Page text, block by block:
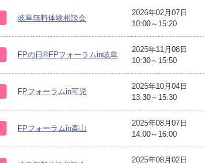
岐阜無料体験相談会
2026年02月07日
10:00～15:20
FPの日®FPフォーラムin岐阜
2025年11月08日
10:30～15:50
FPフォーラムin可児
2025年10月04日
13:30～15:30
FPフォーラムin高山
2025年08月07日
14:00～16:00
2025年08月02日